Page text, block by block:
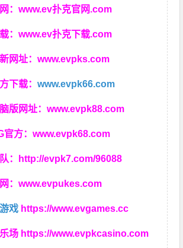
：www.ev扑克官网.com
：www.ev扑克下载.com
网址：www.evpks.com
下载：www.evpk66.com
版网址：www.evpk88.com
官方：www.evpk68.com
： http://evpk7.com/96088
：www.evpukes.com
戏 https://www.evgames.cc
场 https://www.evpkcasino.com